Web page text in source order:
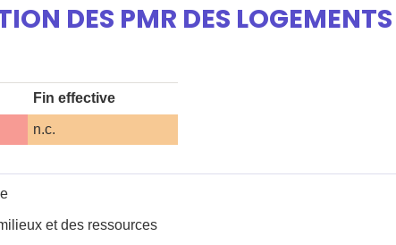
DES PMR DES
Fin effective
n.c.
et des ressources